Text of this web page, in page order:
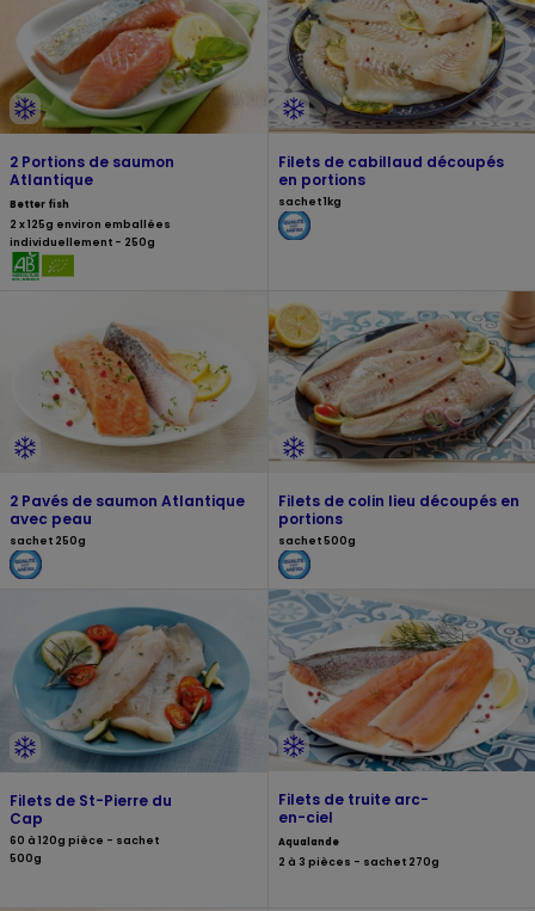
2 Portions de saumon
Atlantique
Better fish
2 x 125g environ emballées
individuellement - 250g
Filets de cabillaud découpés
en portions
sachet 1kg
2 Pavés de saumon Atlantique
avec peau
sachet 250g
Filets de colin lieu découpés en
portions
sachet 500g
Filets de St-Pierre du
Cap
60 à 120g pièce - sachet
500g
Filets de truite arc-
en-ciel
Aqualande
2 à 3 pièces - sachet 270g